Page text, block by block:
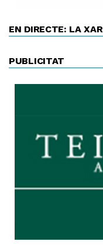
EN DIRECTE: LA
PUBLICITAT